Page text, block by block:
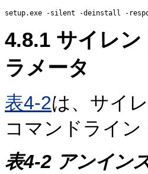
setup.exe -silent -deinstall -
4.8.1 サイレン
ラメータ
表4-2は、サイ
コマンドライ
表4-2 アンイン